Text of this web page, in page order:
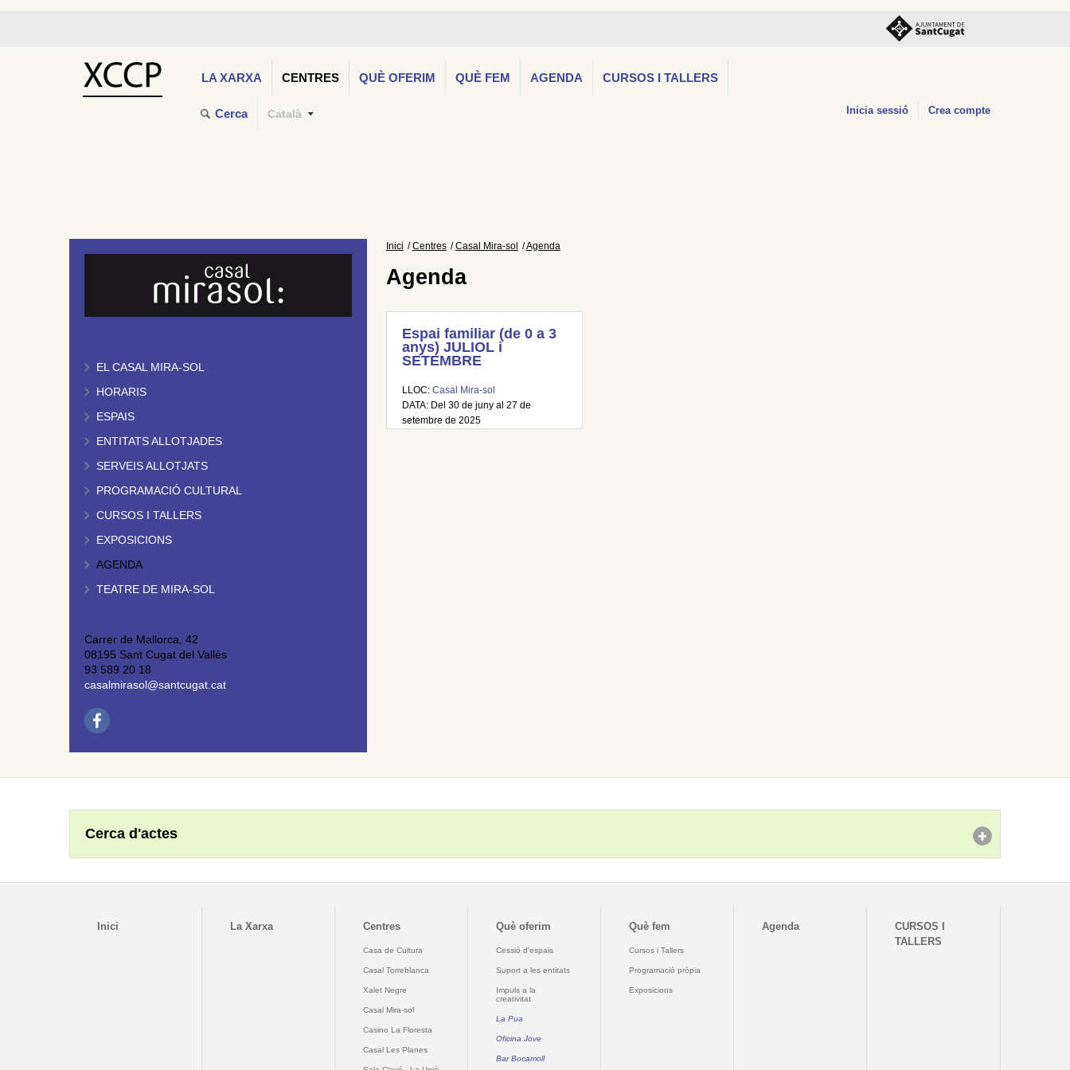
LA XARXA CENTRES QUÈ OFERIM QUÈ FEM AGENDA CURSOS I TALLERS
Cerca Català Inicia sessió Crea compte
EL CASAL MIRA-SOL
HORARIS
ESPAIS
ENTITATS ALLOTJADES
SERVEIS ALLOTJATS
PROGRAMACIÓ CULTURAL
CURSOS I TALLERS
EXPOSICIONS
AGENDA
TEATRE DE MIRA-SOL
Carrer de Mallorca, 42
08195 Sant Cugat del Vallès
93 589 20 18
casalmirasol@santcugat.cat
Inici Centres Casal Mira-sol Agenda
Agenda
Espai familiar (de 0 a 3
anys) JULIOL i
SETEMBRE
LLOC: Casal Mira-sol
DATA: Del 30 de juny al 27 de
setembre de 2025
Cerca d'actes
Inici La Xarxa Centres
Casa de Cultura
Casal Torreblanca
Xalet Negre
Casal Mira-sol
Casino La Floresta
Casal Les Planes
Què oferim
Cessió d'espais
Suport a les entitats
Impuls a la
creativitat
La Pua
Oficina Jove
Bar Bocamoll
Què fem
Cursos i Tallers
Programació pròpia
Exposicions
Agenda
CURSOS I
TALLERS